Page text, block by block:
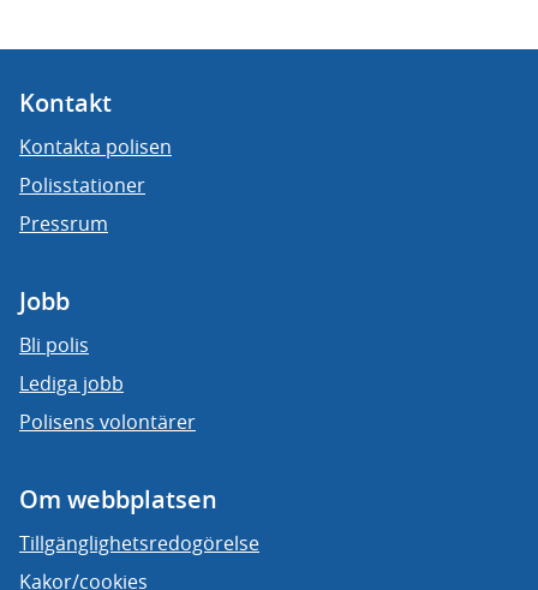
Kontakt
Kontakta polisen
Polisstationer
Pressrum
Jobb
Bli polis
Lediga jobb
Polisens volontärer
Om webbplatsen
Tillgänglighetsredogörelse
Kakor/cookies